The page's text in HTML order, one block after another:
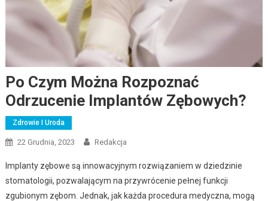
Po Czym Można Rozpoznać
Odrzucenie Implantów Zębowych?
Zdrowie I Uroda
22 Grudnia, 2023 Redakcja
Implanty zębowe są innowacyjnym rozwiązaniem w dziedzinie
stomatologii, pozwalającym na przywrócenie pełnej funkcji
zgubionym zębom. Jednak, jak każda procedura medyczna, mogą